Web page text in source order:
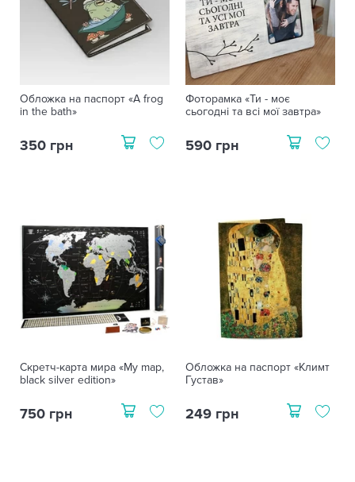
Обложка на паспорт «A frog
in the bath»
350 грн
Фоторамка «Ти - моє
сьогодні та всі мої завтра»
590 грн
Скретч-карта мира «My map,
black silver edition»
750 грн
Обложка на паспорт «Климт
Густав»
249 грн